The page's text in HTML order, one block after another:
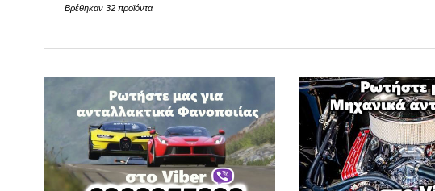
G
GREAT WALL
Βρέθηκαν 32 προϊόντα